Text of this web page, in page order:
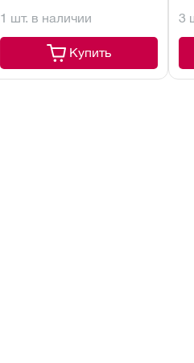
1 шт. в наличии
Купить
3